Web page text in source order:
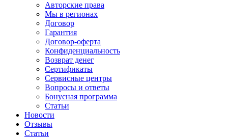
Авторские права
Мы в регионах
Договор
Гарантия
Договор-оферта
Конфиденциальность
Возврат денег
Сертификаты
Сервисные центры
Вопросы и ответы
Бонусная программа
Статьи
Новости
Отзывы
Статьи